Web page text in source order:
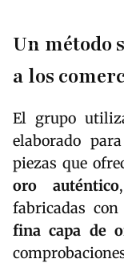
Un método
a los
El grupo
elaborado
piezas que
oro auténtico
fabricadas con
fina capa de